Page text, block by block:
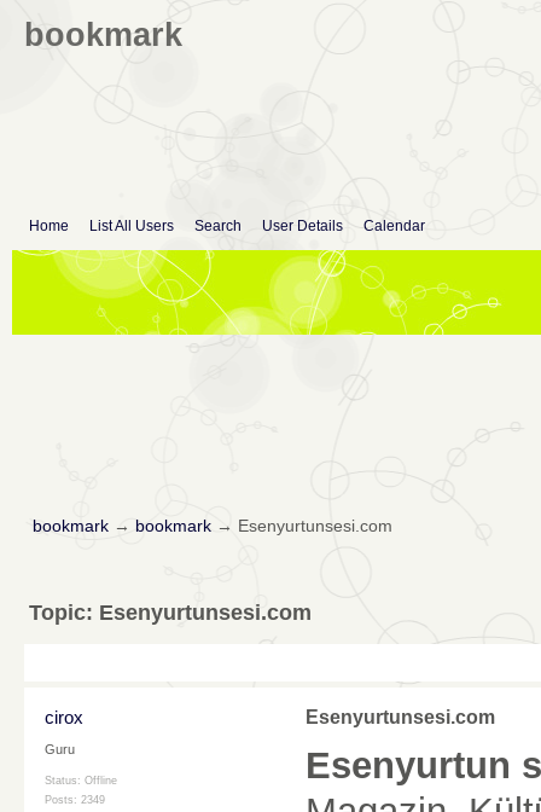
bookmark
Home List All Users Search User Details Calendar
bookmark→ bookmark→ Esenyurtunsesi.com
Topic: Esenyurtunsesi.com
cirox
Guru
Status: Offline
Posts: 2349
Esenyurtunsesi.com
Esenyurtun